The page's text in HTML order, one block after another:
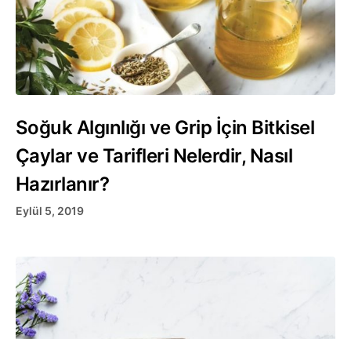
Soğuk Algınlığı ve Grip İçin Bitkisel
Çaylar ve Tarifleri Nelerdir, Nasıl
Hazırlanır?
Eylül 5, 2019